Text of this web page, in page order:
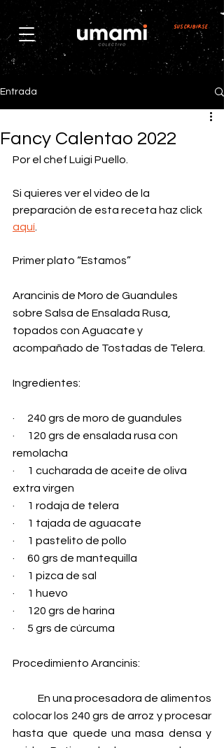
Suscribirse
Entrada
Fancy Calentao 2022
Por el chef Luigi Puello.
Si quieres ver el video de la
preparación de esta receta haz click
aquí
Primer plato “Estamos”
Arancinis de Moro de Guandules
sobre Salsa de Ensalada Rusa,
topados con Aguacate y
acompañado de Tostadas de Telera.
Ingredientes:
·      240 grs de moro de guandules
·      120 grs de ensalada rusa con
remolacha
·      1 cucharada de aceite de oliva
extra virgen
·      1 rodaja de telera
·      1 tajada de aguacate
·      1 pastelito de pollo
·      60 grs de mantequilla
·      1 pizca de sal
·      1 huevo
·      120 grs de harina
·      5 grs de cúrcuma
Procedimiento Arancinis:
colocar los 240 grs de arroz y procesar
hasta que quede una masa densa y